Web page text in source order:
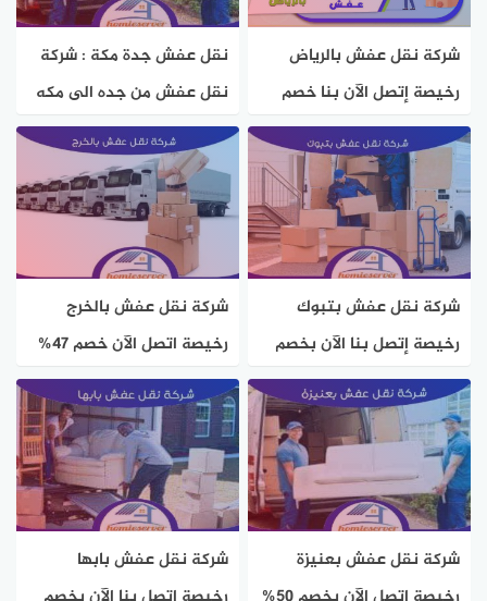
شركة نقل عفش بالرياض
رخيصة إتصل الآن بنا خصم
67% هوم سيرفر
نقل عفش جدة مكة : شركة
نقل عفش من جده الى مكه
| هوم سيرفر
شركة نقل عفش بتبوك
رخيصة إتصل بنا الآن بخصم
50% هوم سيرفر
شركة نقل عفش بالخرج
رخيصة اتصل الآن خصم 47%
هوم سيرفر
شركة نقل عفش بعنيزة
شركة نقل عفش بابها